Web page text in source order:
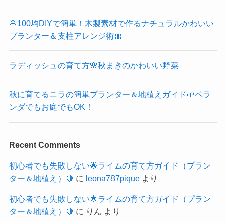
🌸100均DIYで簡単！木製素材で作るナチュラルかわいい
プランター＆支柱アレンジ術🎀
ラディッシュの育て方🌸秋まきのかわいい野菜
秋に育てるニラの簡単プランター＆地植えガイド🌱ベラ
ンダでもお庭でもOK！
Recent Comments
初心者でも失敗しない🌟ライムの育て方ガイド（プラン
ター＆地植え）🍋 に leona787piqueより
初心者でも失敗しない🌟ライムの育て方ガイド（プラン
ター＆地植え）🍋 に りん より